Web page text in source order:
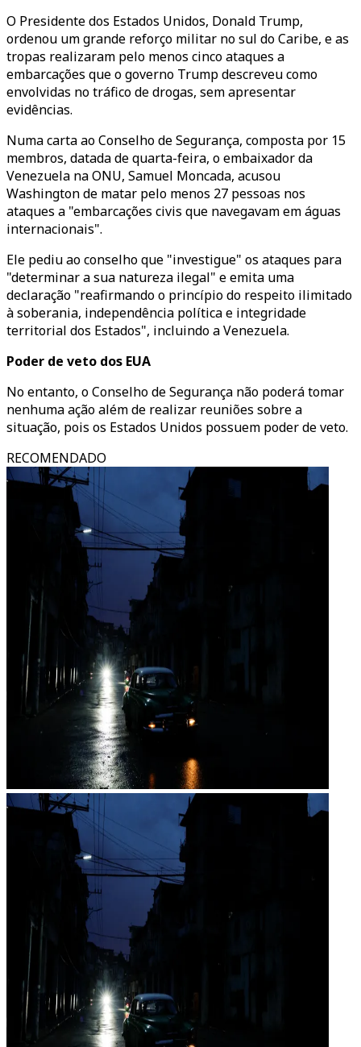
O Presidente dos Estados Unidos, Donald Trump,
ordenou um grande reforço militar no sul do Caribe, e as
tropas realizaram pelo menos cinco ataques a
embarcações que o governo Trump descreveu como
envolvidas no tráfico de drogas, sem apresentar
evidências.
Numa carta ao Conselho de Segurança, composta por 15
membros, datada de quarta-feira, o embaixador da
Venezuela na ONU, Samuel Moncada, acusou
Washington de matar pelo menos 27 pessoas nos
ataques a "embarcações civis que navegavam em águas
internacionais".
Ele pediu ao conselho que "investigue" os ataques para
"determinar a sua natureza ilegal" e emita uma
declaração "reafirmando o princípio do respeito ilimitado
à soberania, independência política e integridade
territorial dos Estados", incluindo a Venezuela.
Poder de veto dos EUA
No entanto, o Conselho de Segurança não poderá tomar
nenhuma ação além de realizar reuniões sobre a
situação, pois os Estados Unidos possuem poder de veto.
RECOMENDADO